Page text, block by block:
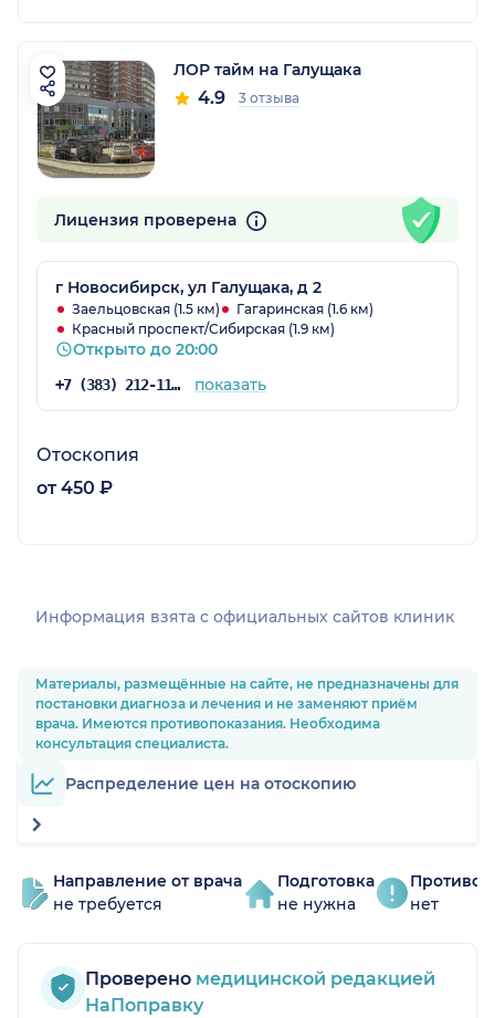
ЛОР тайм на Галущака
4.9 3 отзыва
Лицензия проверена
г Новосибирск, ул Галущака, д 2
Заельцовская (1.5 км)
Гагаринская (1.6 км)
Красный проспект/Сибирская (1.9 км)
Открыто до 20:00
+7 (383) 212-11-55 показать
Отоскопия
от 450 ₽
Информация взята c официальных сайтов клиник
Материалы, размещённые на сайте, не предназначены для
постановки диагноза и лечения и не заменяют приём
врача. Имеются противопоказания. Необходима
консультация специалиста.
Распределение цен на отоскопию
Направление от врача
не требуется
Подготовка
не нужна
нет
Проверено медицинской редакцией
НаПоправку